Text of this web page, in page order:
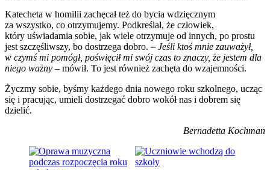
Katecheta w homilii zachęcał też do bycia wdzięcznym
za wszystko, co otrzymujemy. Podkreślał, że człowiek,
który uświadamia sobie, jak wiele otrzymuje od innych, po prostu
jest szczęśliwszy, bo dostrzega dobro. – Jeśli ktoś mnie zauważył,
w czymś mi pomógł, poświęcił mi swój czas to znaczy, że jestem dla
niego ważny – mówił. To jest również zachęta do wzajemności.
Życzmy sobie, byśmy każdego dnia nowego roku szkolnego, ucząc
się i pracując, umieli dostrzegać dobro wokół nas i dobrem się
dzielić.
Bernadetta Kochman